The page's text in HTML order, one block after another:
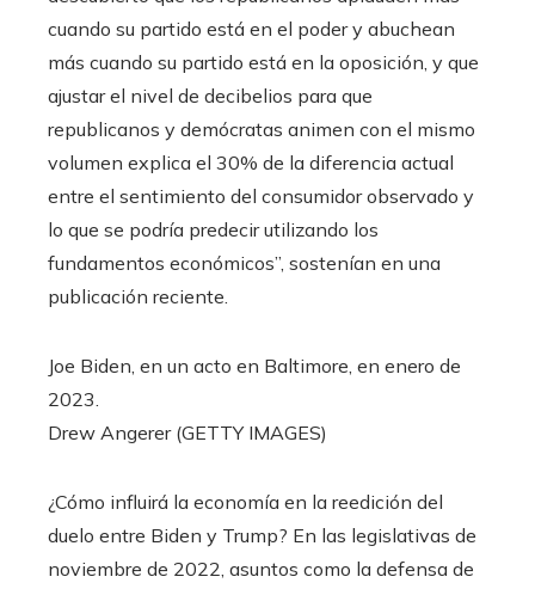
cuando su partido está en el poder y abuchean
más cuando su partido está en la oposición, y que
ajustar el nivel de decibelios para que
republicanos y demócratas animen con el mismo
volumen explica el 30% de la diferencia actual
entre el sentimiento del consumidor observado y
lo que se podría predecir utilizando los
fundamentos económicos”, sostenían en una
publicación reciente.
Joe Biden, en un acto en Baltimore, en enero de
2023.
Drew Angerer (GETTY IMAGES)
¿Cómo influirá la economía en la reedición del
duelo entre Biden y Trump? En las legislativas de
noviembre de 2022, asuntos como la defensa de